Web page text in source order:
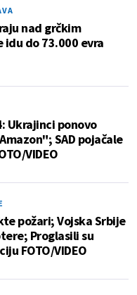
nad grčkim
idu do 73.000 evra
Ukrajinci ponovo
SAD pojačale
VIDEO
požari; Vojska Srbije
Proglasili su
FOTO/VIDEO